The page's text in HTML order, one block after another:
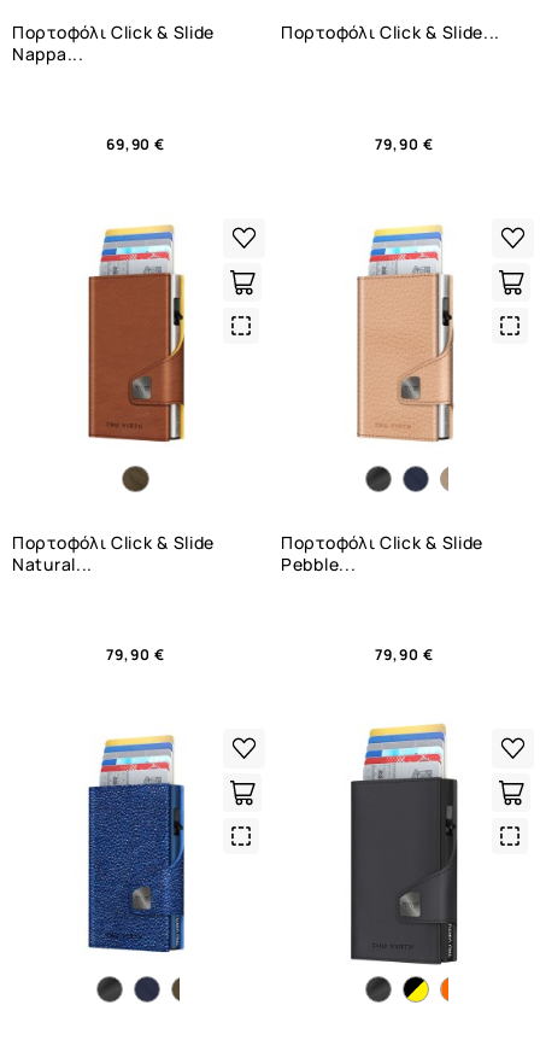
Πορτοφόλι Click & Slide
Nappa...
69,90 €
Πορτοφόλι Click & Slide...
79,90 €
Πορτοφόλι Click & Slide
Natural...
79,90 €
Quick
Πορτοφόλι Click & Slide
Pebble...
79,90 €
Quick